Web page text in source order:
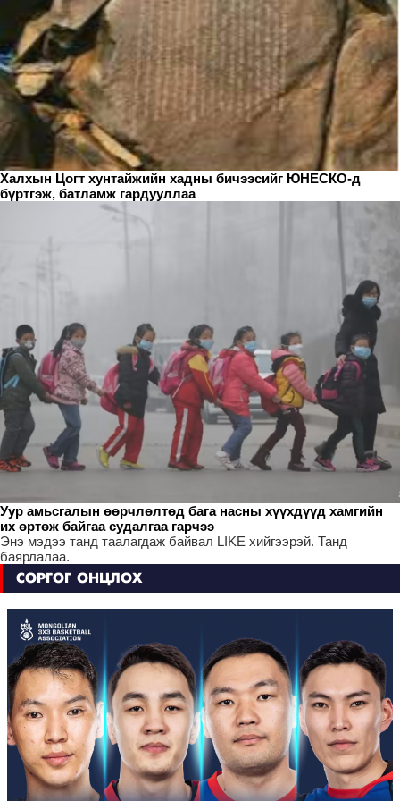
Халхын Цогт хунтайжийн хадны бичээсийг ЮНЕСКО-д
бүртгэж, батламж гардууллаа
Уур амьсгалын өөрчлөлтөд бага насны хүүхдүүд хамгийн
их өртөж байгаа судалгаа гарчээ
Энэ мэдээ танд таалагдаж байвал LIKE хийгээрэй. Танд
баярлалаа.
СОРГОГ ОНЦЛОХ